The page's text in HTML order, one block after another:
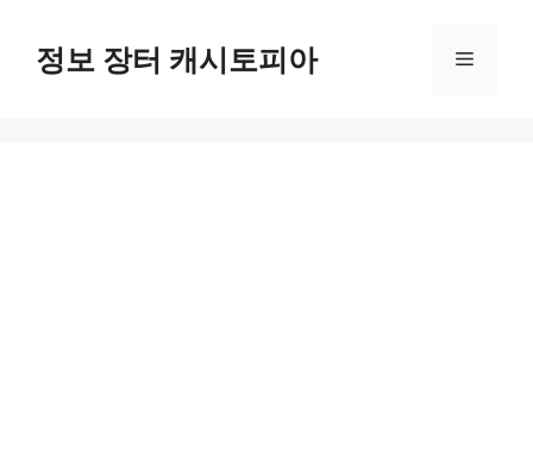
content정보 장터 캐시토피아 Menu